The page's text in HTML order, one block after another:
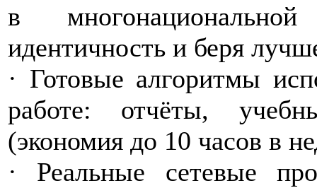
в
идентичность и беря
· Готовые алгоритмы
работе: отчёты,
(экономия до 10 часов в
· Реальные сетевые